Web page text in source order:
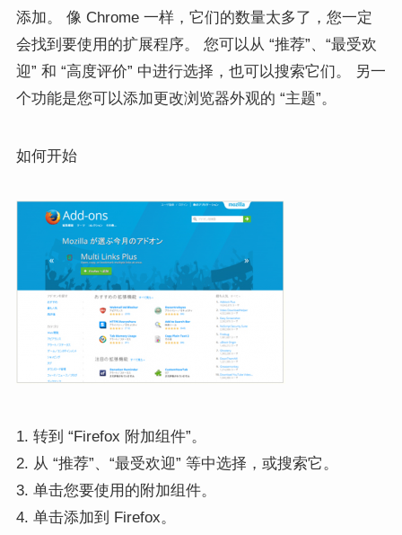
添加。 像 Chrome 一样，它们的数量太多了，您一定
会找到要使用的扩展程序。 您可以从 “推荐”、“最受欢
迎” 和 “高度评价” 中进行选择，也可以搜索它们。 另一
个功能是您可以添加更改浏览器外观的 “主题”。
如何开始
1. 转到 “Firefox 附加组件”。
2. 从 “推荐”、“最受欢迎” 等中选择，或搜索它。
3. 单击您要使用的附加组件。
4. 单击添加到 Firefox。